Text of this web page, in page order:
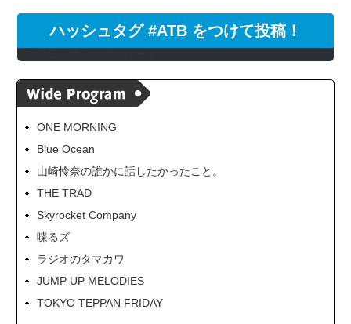
ハッシュタグ #ATB をつけて投稿！
ONE MORNING
Blue Ocean
山崎怜奈の誰かに話したかったこと。
THE TRAD
Skyrocket Company
喋るズ
ラジオのタマカワ
JUMP UP MELODIES
TOKYO TEPPAN FRIDAY